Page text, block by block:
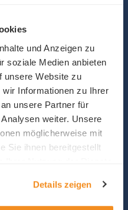
und Anzeigen zu
soziale Medien anbieten
unsere Website zu
Informationen zu Ihrer
unsere Partner für
weiter. Unsere
möglicherweise mit
Sie ihnen bereitgestellt
Details zeigen
/ Stv. Direktor